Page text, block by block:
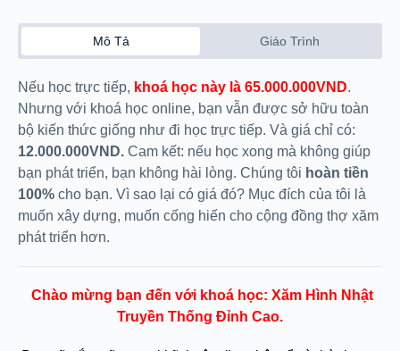
Mô Tả Giáo Trình
Nếu học trực tiếp, khoá học này là 65.000.000VND.
Nhưng với khoá học online, bạn vẫn được sở hữu toàn
bộ kiến thức giống như đi học trực tiếp. Và giá chỉ có:
12.000.000VND. Cam kết: nếu học xong mà không giúp
bạn phát triển, bạn không hài lòng. Chúng tôi hoàn tiền
100% cho bạn. Vì sao lại có giá đó? Mục đích của tôi là
muốn xây dựng, muốn cống hiến cho cộng đồng thợ xăm
phát triển hơn.
Chào mừng bạn đến với khoá học: Xăm Hình Nhật
Truyền Thống Đỉnh Cao.